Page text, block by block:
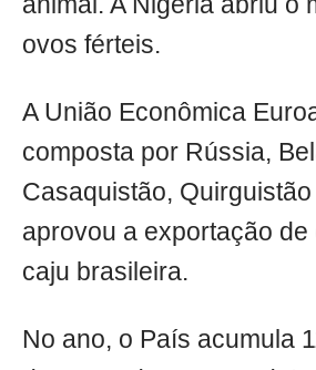
ovos férteis.
A União Econômica
composta por Rússia,
Casaquistão,
aprovou a exportação de
caju brasileira.
No ano, o País acumula